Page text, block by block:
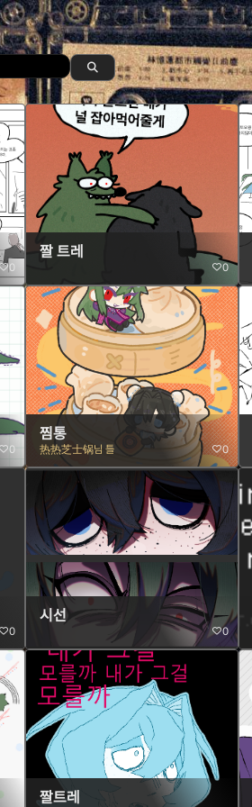
0
짤 트레
0
0
찜통
热热芝士锅님 틀 0
0
시선
0
짤트레